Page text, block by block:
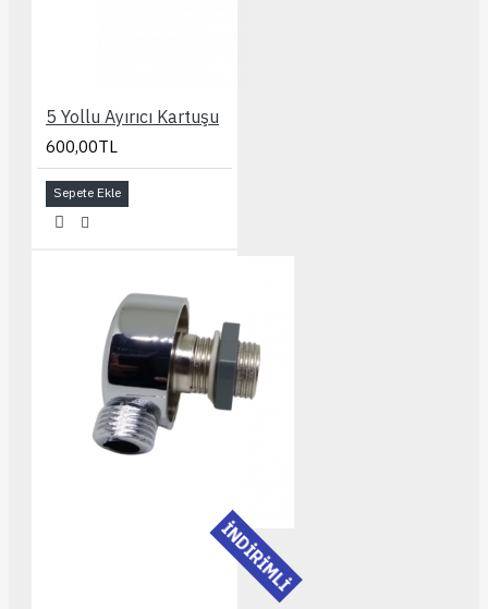
5 Yollu Ayırıcı Kartuşu
600,00TL
Sepete Ekle
İNDİRİMLİ